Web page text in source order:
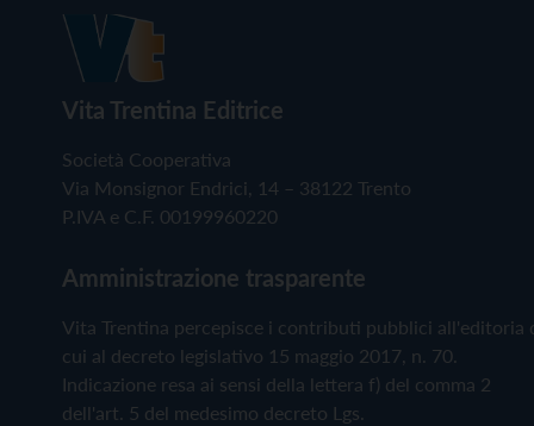
Vita Trentina Editrice
Società Cooperativa
Via Monsignor Endrici, 14 – 38122 Trento
P.IVA e C.F. 00199960220
Amministrazione trasparente
Vita Trentina percepisce i contributi pubblici all'editoria
cui al decreto legislativo 15 maggio 2017, n. 70.
Indicazione resa ai sensi della lettera f) del comma 2
dell'art. 5 del medesimo decreto Lgs.